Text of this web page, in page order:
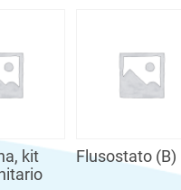
kit
Flusostato (B)